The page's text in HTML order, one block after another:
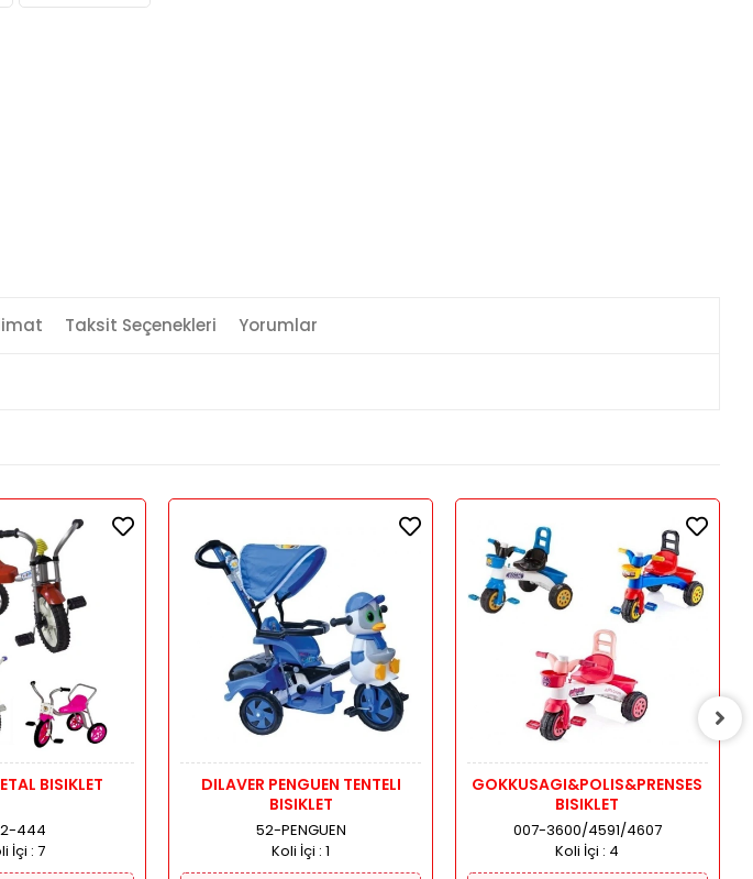
Taksit Seçenekleri Yorumlar
BISIKLET
444
İçi : 7
DILAVER PENGUEN TENTELI
BISIKLET
52-PENGUEN
Koli İçi :1
GOKKUSAGI&POLIS&PRENSES
BISIKLET
007-3600/4591/4607
Koli İçi : 4